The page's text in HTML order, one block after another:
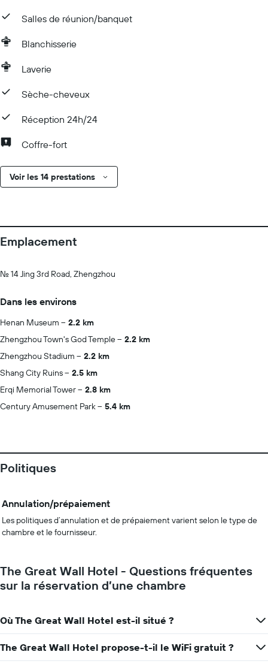
Salles de réunion/banquet
Blanchisserie
Laverie
Sèche-cheveux
Réception 24h/24
Coffre-fort
Voir les 14 prestations
Emplacement
No. 14 Jing 3rd Road, Zhengzhou
Dans les environs
Henan Museum
2.2 km
Zhengzhou Town's God Temple
2.2 km
Zhengzhou Stadium
2.2 km
Shang City Ruins
2.5 km
Erqi Memorial Tower
2.8 km
Century Amusement Park
5.4 km
Politiques
Annulation/prépaiement
Les politiques d’annulation et de prépaiement varient selon le type de
chambre et le fournisseur.
The Great Wall Hotel - Questions fréquentes
sur la réservation d’une chambre
Où The Great Wall Hotel est-il situé ?
The Great Wall Hotel propose-t-il le WiFi gratuit ?